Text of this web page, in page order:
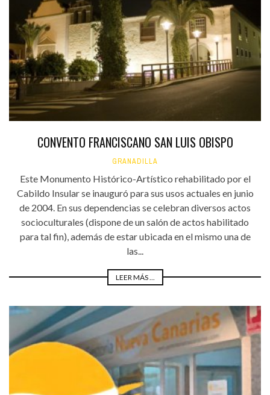
CONVENTO FRANCISCANO SAN LUIS OBISPO
GRANADILLA
Este Monumento Histórico-Artístico rehabilitado por el
Cabildo Insular se inauguró para sus usos actuales en junio
de 2004. En sus dependencias se celebran diversos actos
socioculturales (dispone de un salón de actos habilitado
para tal fin), además de estar ubicada en el mismo una de
las...
LEER MÁS ...